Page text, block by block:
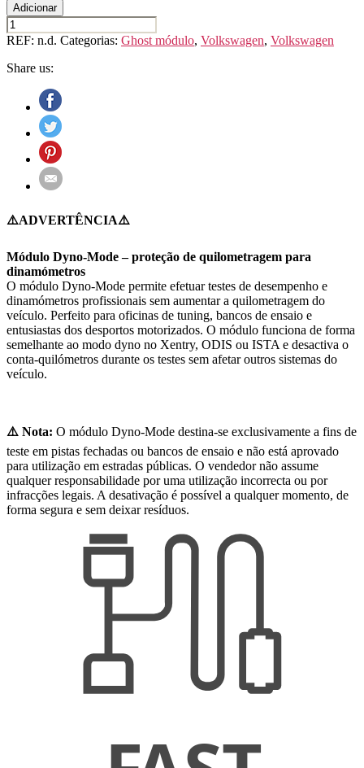
Adicionar
Quantidade
de
VOLKSWAGEN
Caddy
REF: n.d. Categorias: Ghost módulo, Volkswagen, Volkswagen
Share us:
⚠️ADVERTÊNCIA⚠️
Módulo Dyno-Mode – proteção de quilometragem para
dinamómetros
O módulo Dyno-Mode permite efetuar testes de desempenho e
dinamómetros profissionais sem aumentar a quilometragem do
veículo. Perfeito para oficinas de tuning, bancos de ensaio e
entusiastas dos desportos motorizados. O módulo funciona de forma
semelhante ao modo dyno no Xentry, ODIS ou ISTA e desactiva o
conta-quilómetros durante os testes sem afetar outros sistemas do
veículo.
⚠️ Nota: O módulo Dyno-Mode destina-se exclusivamente a fins de
teste em pistas fechadas ou bancos de ensaio e não está aprovado
para utilização em estradas públicas. O vendedor não assume
qualquer responsabilidade por uma utilização incorrecta ou por
infracções legais. A desativação é possível a qualquer momento, de
forma segura e sem deixar resíduos.